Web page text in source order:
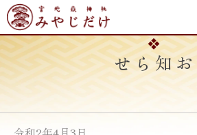
Skip
to
content
お知らせ